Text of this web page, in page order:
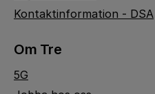
Kontaktinformation - DSA
Om Tre
5G